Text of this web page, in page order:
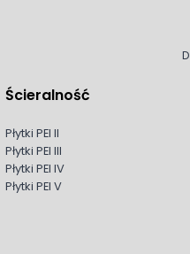
Ścieralność
Płytki PEI II
Płytki PEI III
Płytki PEI IV
Płytki PEI V